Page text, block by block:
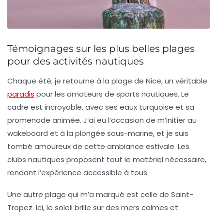
Témoignages sur les plus belles plages
pour des activités nautiques
Chaque été, je retourne à la plage de Nice, un véritable
paradis pour les amateurs de sports nautiques. Le
cadre est incroyable, avec ses eaux turquoise et sa
promenade animée. J’ai eu l’occasion de m’initier au
wakeboard et à la plongée sous-marine, et je suis
tombé amoureux de cette ambiance estivale. Les
clubs nautiques proposent tout le matériel nécessaire,
rendant l’expérience accessible à tous.
Une autre plage qui m’a marqué est celle de Saint-
Tropez. Ici, le soleil brille sur des mers calmes et